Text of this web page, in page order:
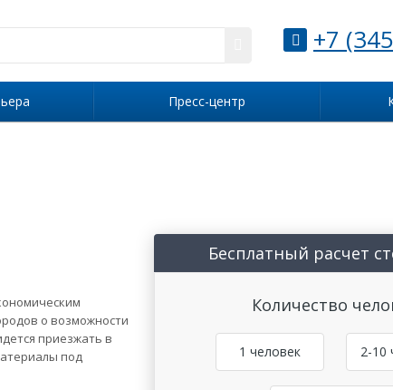
+7
Пресс-центр
Бесплатный расчет
Количество
1 человек 2-10
о возможности
приезжать в
под